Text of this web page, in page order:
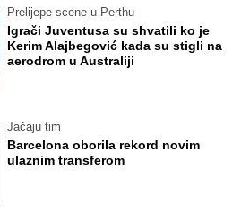
Prelijepe scene u Perthu
Igrači Juventusa su shvatili ko je
Kerim Alajbegović kada su stigli na
aerodrom u Australiji
Jačaju tim
Barcelona oborila rekord novim
ulaznim transferom